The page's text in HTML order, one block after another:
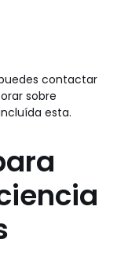
contactar
sobre
esta.